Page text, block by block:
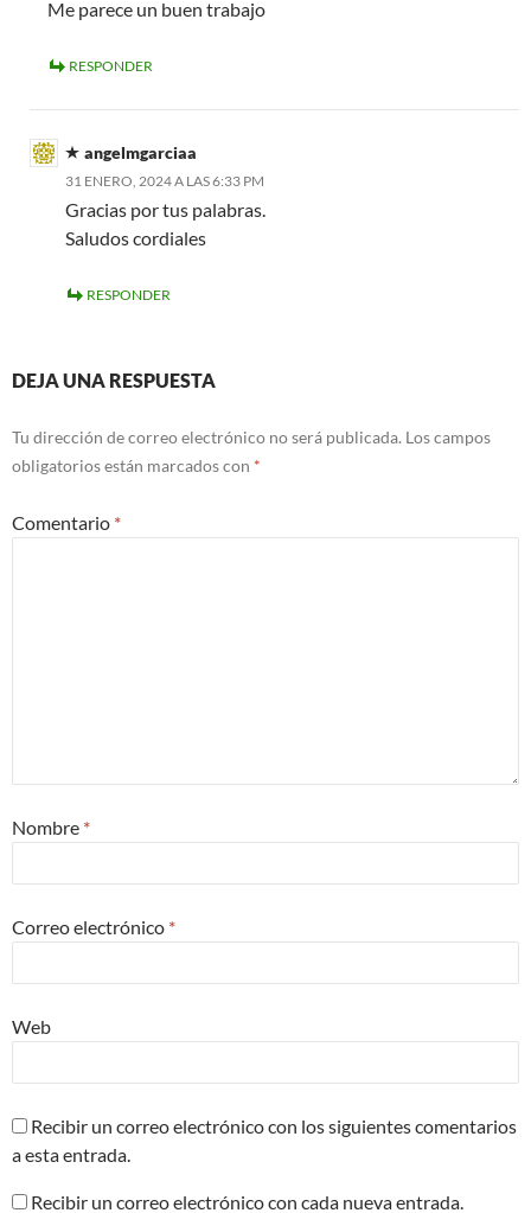
Me parece un buen trabajo
RESPONDER
angelmgarciaa
31 ENERO, 2024 A LAS 6:33 PM
Gracias por tus palabras.
Saludos cordiales
RESPONDER
DEJA UNA RESPUESTA
Tu dirección de correo electrónico no será publicada. Los campos
obligatorios están marcados con *
Comentario *
Nombre *
Correo electrónico *
Web
Recibir un correo electrónico con los siguientes comentarios
a esta entrada.
Recibir un correo electrónico con cada nueva entrada.